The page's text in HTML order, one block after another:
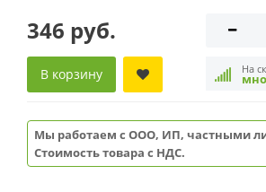
346 руб.
На
В корзину
Мы работаем с ООО, ИП, частными
Стоимость товара с НДС.